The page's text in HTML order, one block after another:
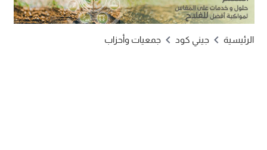
الرئيسية جيني كود جمعيات وأحزاب